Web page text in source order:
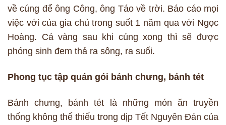
về cúng để ông Công, ông Táo về trời. Báo cáo mọi
việc với của gia chủ trong suốt 1 năm qua với Ngọc
Hoàng. Cá vàng sau khi cúng xong thì sẽ được
phóng sinh đem thả ra sông, ra suối.
Phong tục tập quán gói bánh chưng, bánh tét
Bánh chưng, bánh tét là những món ăn truyền
thống không thể thiếu trong dịp Tết Nguyên Đán của